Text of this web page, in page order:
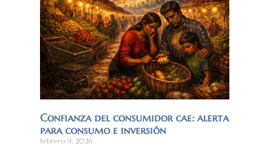
Confianza del consumidor cae: alerta
para consumo e inversión
febrero 9, 2026